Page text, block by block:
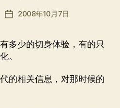
发
期
2008年10月7日
多少的切身体验，有的只
。
的相关信息，对那时候的